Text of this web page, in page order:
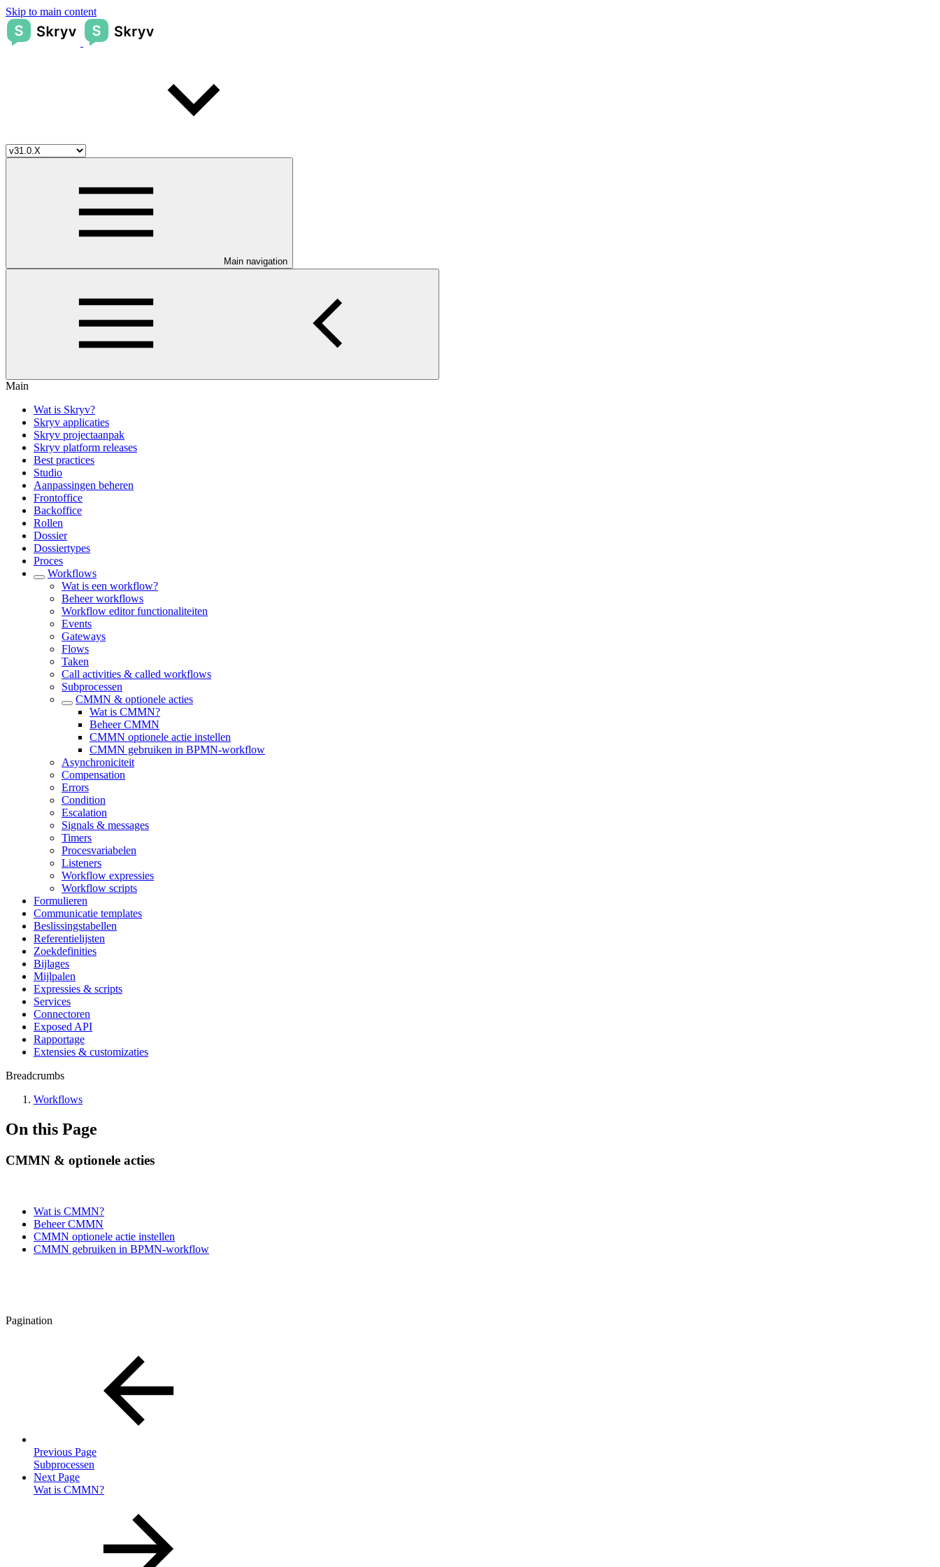
Skip to main content
Main navigation
Main
Wat is Skryv?
Skryv applicaties
Skryv projectaanpak
Skryv platform releases
Best practices
Studio
Aanpassingen beheren
Frontoffice
Backoffice
Rollen
Dossier
Dossiertypes
Proces
Workflows
Wat is een workflow?
Beheer workflows
Workflow editor functionaliteiten
Events
Gateways
Flows
Taken
Call activities & called workflows
Subprocessen
CMMN & optionele acties
Wat is CMMN?
Beheer CMMN
CMMN optionele actie instellen
CMMN gebruiken in BPMN-workflow
Asynchroniciteit
Compensation
Errors
Condition
Escalation
Signals & messages
Timers
Procesvariabelen
Listeners
Workflow expressies
Workflow scripts
Formulieren
Communicatie templates
Beslissingstabellen
Referentielijsten
Zoekdefinities
Bijlages
Mijlpalen
Expressies & scripts
Services
Connectoren
Exposed API
Rapportage
Extensies & customizaties
Breadcrumbs
Workflows
On this Page
CMMN & optionele acties
Wat is CMMN?
Beheer CMMN
CMMN optionele actie instellen
CMMN gebruiken in BPMN-workflow
Pagination
Previous Page
Subprocessen
Next Page
Wat is CMMN?